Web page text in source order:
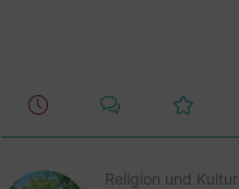
Religion und Kultur